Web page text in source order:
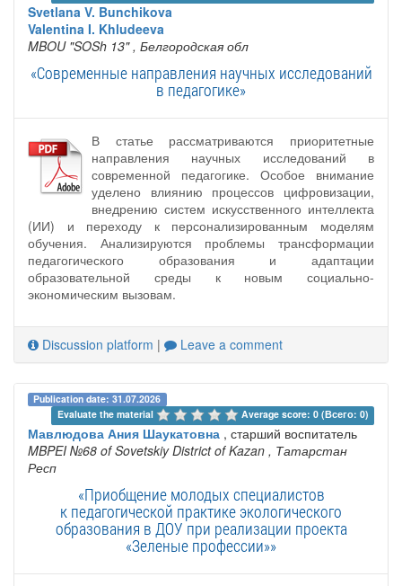
Svetlana V. Bunchikova
Valentina I. Khludeeva
MBOU "SOSh 13" , Белгородская обл
«Современные направления научных исследований
в педагогике»
В статье рассматриваются приоритетные
направления научных исследований в
современной педагогике. Особое внимание
уделено влиянию процессов цифровизации,
внедрению систем искусственного интеллекта
(ИИ) и переходу к персонализированным моделям
обучения. Анализируются проблемы трансформации
педагогического образования и адаптации
образовательной среды к новым социально-
экономическим вызовам.
Discussion platform | Leave a comment
Publication date: 31.07.2026
Evaluate the material
Average score: 0 (Всего: 0)
Мавлюдова Ания Шаукатовна , старший воспитатель
MBPEI №68 of Sovetskiy District of Kazan , Татарстан
Респ
«Приобщение молодых специалистов
к педагогической практике экологического
образования в ДОУ при реализации проекта
«Зеленые профессии»»